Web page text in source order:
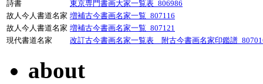
詩書
東京専門書画大家一覧表_806986
故人今人書道名家 増補古今書画名家一覧_807116
故人今人書道名家 増補古今書画名家一覧_807121
現代書道名家
改訂古今書画名家一覧表 附古今書画名家印鑑譜
about